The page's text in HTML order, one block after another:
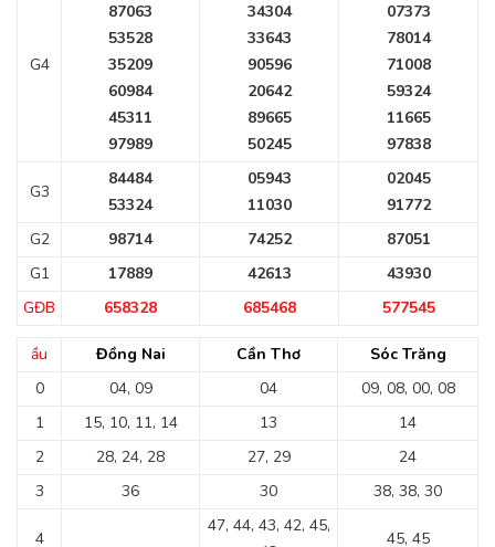
G4
87063
53528
35209
60984
45311
97989
34304
33643
90596
20642
89665
50245
07373
78014
71008
59324
11665
97838
G3
84484
53324
05943
11030
02045
91772
G2
98714 74252
87051
G1
17889 42613
43930
GĐB
658328 685468 577545
ầu Đồng Nai Cần Thơ
Sóc Trăng
0
04, 09 04
09, 08, 00, 08
1
15, 10, 11, 14 13
14
2
28, 24, 28 27, 29
24
3
36 30 38, 38, 30
4
47, 44, 43, 42, 45,
45, 45